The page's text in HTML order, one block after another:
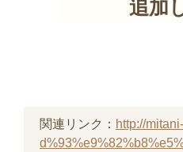
追加
関連リンク： http://